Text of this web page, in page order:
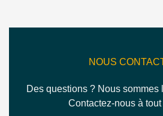
NOUS
Des questions ? Nous sommes
Contactez-nous à tout